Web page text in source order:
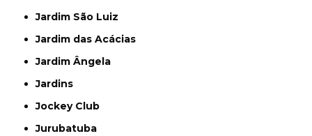
Jardim São Luiz
Jardim das Acácias
Jardim Ângela
Jardins
Jockey Club
Jurubatuba